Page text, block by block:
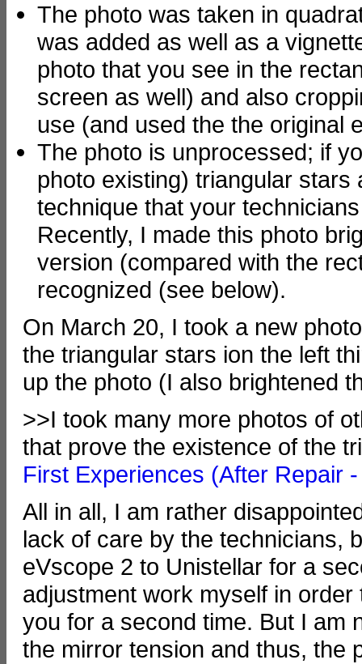
The photo was taken in
was added as well as a
photo that you see in the
screen as well) and also
use (and used the the original
The photo is unprocessed; if
photo existing) triangular
technique that your
Recently, I made this photo
version (compared with the
recognized (see below).
On March 20, I took a new
the triangular stars ion the left
up the photo (I also brightened
>>I took many more photos of
that prove the existence of the
First Experiences (After Repair
All in all, I am rather
lack of care by the technicians,
eVscope 2 to Unistellar for a
adjustment work myself in
you for a second time. But I am
the mirror tension and thus, the